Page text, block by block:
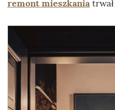
remont mieszkaniatrwał